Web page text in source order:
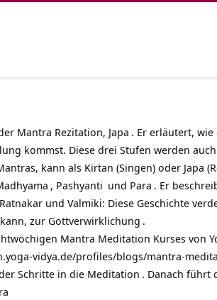
Mantra Rezitation, Japa . Er erläutert,
kommst. Diese drei Stufen werden
kann als Kirtan (Singen) oder Japa
, Pashyanti und Para . Er
und Valmiki: Diese Geschichte
zur Gottverwirklichung .
Mantra Meditation Kurses von
vidya.de/profiles/blogs/mantra-
Schritte in die Meditation . Danach führt